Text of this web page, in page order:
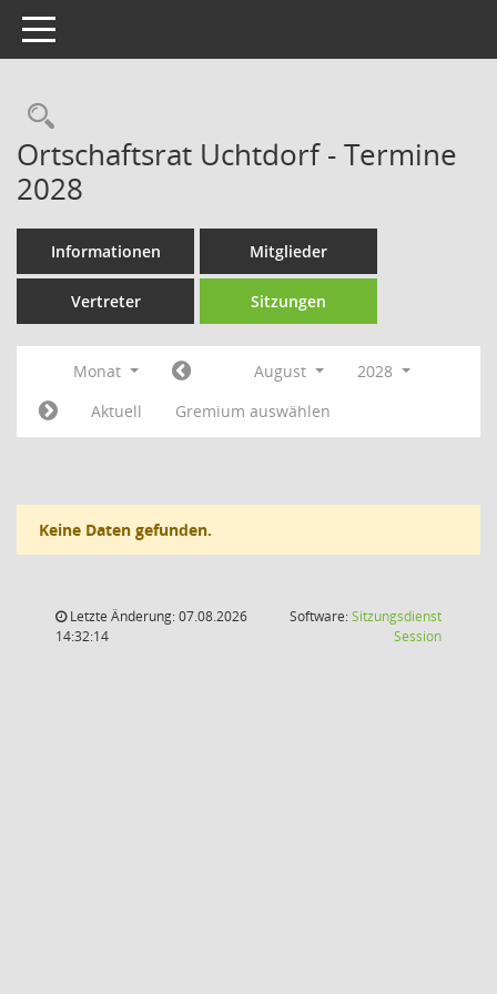
Toggle navigation
Rechercheauswahl
Ortschaftsrat Uchtdorf - Termine
2028
Informationen Mitglieder
Vertreter Sitzungen
Monat August
2028
Aktuell
Gremium auswählen
Keine Daten gefunden.
Letzte Änderung: 07.08.2026
14:32:14
Software:Sitzungsdienst
Session(Wird in